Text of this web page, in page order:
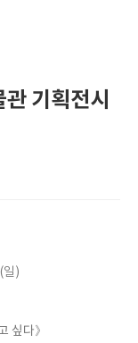
기획전시
)
싶다》